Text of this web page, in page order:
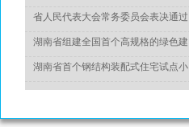
于推动城乡建设绿色发展的意见》
省人民代表大会常务委员会表决通过
《湖南省绿色建筑发展条例》
湖南省组建全国首个高规格的绿色建
造专家委员会
湖南省首个钢结构装配式住宅试点小